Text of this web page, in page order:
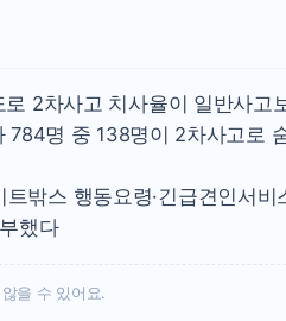
로 2차사고 치사율이 일반사고
784명 중 138명이 2차사고로
밖스 행동요령·긴급견인서
했다
을 수 있어요.